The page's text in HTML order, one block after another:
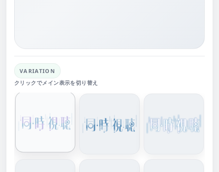
VARIATION
クリックでメイン表示を切り替え